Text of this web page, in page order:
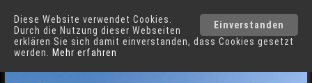
Einverstanden
Diese Website verwendet Cookies.
Durch die Nutzung dieser Webseiten
erklären Sie sich damit einverstanden, dass Cookies gesetzt
werden.
Mehr erfahren
Hamburg Städte